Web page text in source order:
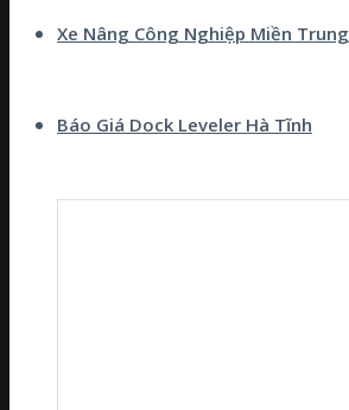
Xe Nâng Công Nghiệp Miền Trung
Báo Giá Dock Leveler Hà Tĩnh